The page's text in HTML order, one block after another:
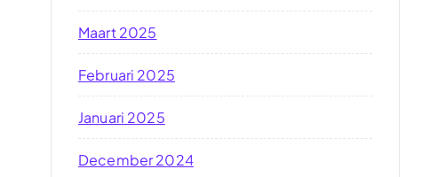
Maart 2025
Februari 2025
Januari 2025
December 2024